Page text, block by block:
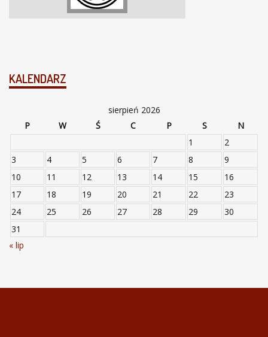
KALENDARZ
sierpień 2026
P
W Ś C P S
N
1
2
3
4 5 6 7 8
9
10
11 12 13 14 15
16
17
18 19 20 21 22
23
24
25 26 27 28 29
30
31
« lip